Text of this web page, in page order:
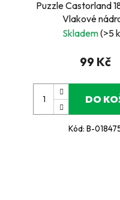
Puzzle Castorland
Vlakové
Skladem(>5
99 Kč
DO
Kód:B-